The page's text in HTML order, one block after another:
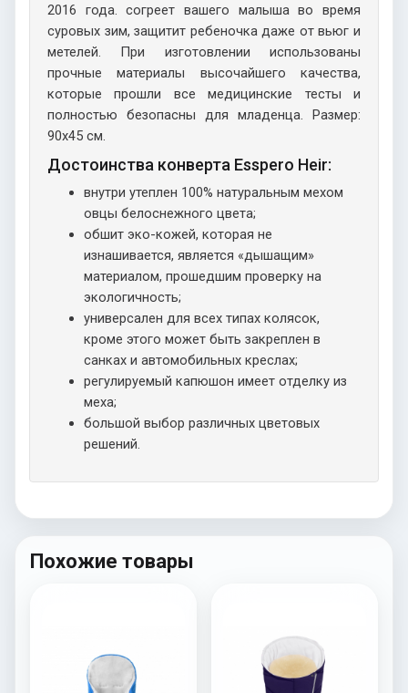
2016 года. согреет вашего малыша во время
суровых зим, защитит ребеночка даже от вьюг и
метелей. При изготовлении использованы
прочные материалы высочайшего качества,
которые прошли все медицинские тесты и
полностью безопасны для младенца. Размер:
90х45 см.
Достоинства конверта Esspero Heir:
внутри утеплен 100% натуральным мехом
овцы белоснежного цвета;
обшит эко-кожей, которая не
изнашивается, является «дышащим»
материалом, прошедшим проверку на
экологичность;
универсален для всех типах колясок,
кроме этого может быть закреплен в
санках и автомобильных креслах;
регулируемый капюшон имеет отделку из
меха;
большой выбор различных цветовых
решений.
Похожие товары